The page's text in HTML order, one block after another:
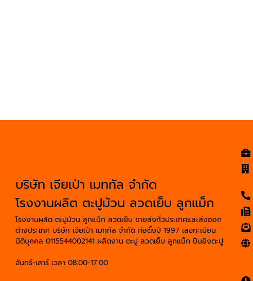
บริษัท เจียเป่า เมททัล จำกัด
โรงงานผลิต ตะปูม้วน ลวดเย็บ ลูกแม็ก
โรงงานผลิต ตะปูม้วน ลูกแม็ก ลวดเย็บ ขายส่งทั่วประเทศและส่งออก
ต่างประเทศ บริษัท เจียเป่า เมททัล จำกัด ก่อตั้งปี 1997 เลขทะเบียน
นิติบุคคล 0115544002141 ผลิตงาน ตะปู ลวดเย็บ ลูกแม็ก ปืนยิงตะปู
จันทร์-เสาร์ เวลา 08:00-17:00